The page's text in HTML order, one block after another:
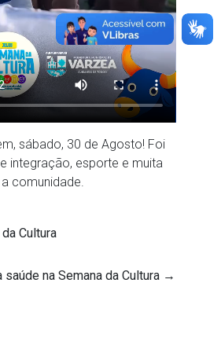
sábado, 30 de Agosto! Foi
integração, esporte e muita
comunidade.
Cultura
saúde na Semana da Cultura →